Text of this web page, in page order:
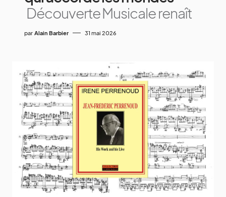
Découverte Musicale renaît
par Alain Barbier 31 mai 2026